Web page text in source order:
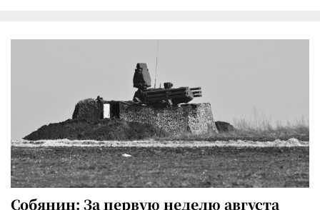
Собянин: За первую неделю августа